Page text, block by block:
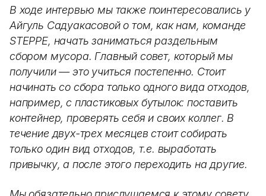
В ходе интервью мы также поинтересовались у
Айгуль Садуакасовой о том, как нам, команде
STEPPE, начать заниматься раздельным
сбором мусора. Главный совет, который мы
получили — это учиться постепенно. Стоит
начинать со сбора только одного вида отходов,
например, с пластиковых бутылок: поставить
контейнер, проверять себя и своих коллег. В
течение двух-трех месяцев стоит собирать
только один вид отходов, т.е. выработать
привычку, а после этого переходить на другие.